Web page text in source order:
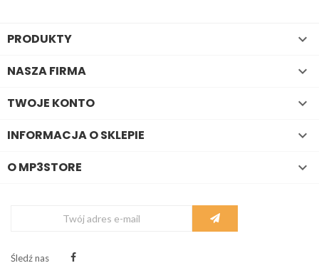
PRODUKTY 
NASZA FIRMA 
TWOJE KONTO 
INFORMACJA O SKLEPIE 
O MP3STORE 
Śledź nas